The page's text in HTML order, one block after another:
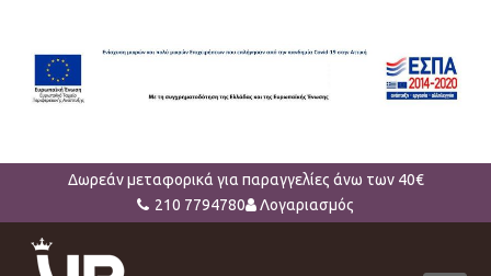
Δωρεάν μεταφορικά για παραγγελίες άνω των 40€
210 7794780
Λογαριασμός